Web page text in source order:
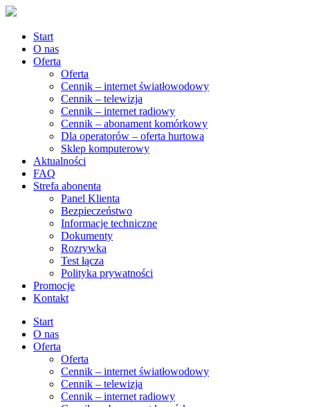
Start
O nas
Oferta
Oferta
Cennik – internet światłowodowy
Cennik – telewizja
Cennik – internet radiowy
Cennik – abonament komórkowy
Dla operatorów – oferta hurtowa
Sklep komputerowy
Aktualności
FAQ
Strefa abonenta
Panel Klienta
Bezpieczeństwo
Informacje techniczne
Dokumenty
Rozrywka
Test łącza
Polityka prywatności
Promocje
Kontakt
Start
O nas
Oferta
Oferta
Cennik – internet światłowodowy
Cennik – telewizja
Cennik – internet radiowy